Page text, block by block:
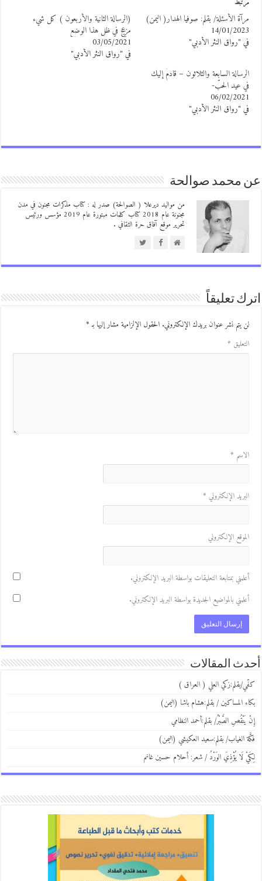
الأسئلة/ بقلم: صوفيا الهدار( اليمن)
14/01/
"رواق النثر الأدبي"
(الرسالة الثانية والأربعون ) كل شيء
مزعج في ظل هذا الوضع
03/05/2021
في "رواق النثر الأدبي"
السابعة والثلاثون – قادمٌ إليك
عيد الحبّ-
06/02/
"رواق النثر الأدبي"
محمد صوالحة
من مواليد ديرعلا ( الصوالحة) صدر له : كتاب مذكرات مجنون في مدن
مجنونة عام 2018 كتاب كلمات مبتورة عام 2019 مؤسس ورئيس
تحرير موقع آفاق حرة الثقافي .
تعليقاً
يتم نشر عنوان بريدك الإلكتروني.الحقول الإلزامية مشار إليها بـ*
*
*
الإلكتروني*
الإلكتروني
بمتابعة التعليقات بواسطة البريد الإلكتروني.
بالمواضيع الجديدة بواسطة البريد الإلكتروني.
المقالات
بقلم:زكي العلي ( العراق )
المساكين / بقلم:هشام باشا (اليمن)
الصَّبْرُ/ بقلم:أحمد النظامي
الغياب/ بقلم:سعيد العكيشي (اليمن)
لَا يُؤْذِيَ الوَرْدُ / شعر: أحلام حسين غانم